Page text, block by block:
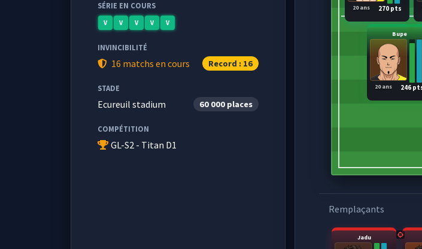
SÉRIE EN COURS
V V V V V
INVINCIBILITÉ
16 matchs en cours Record : 16
STADE
Ecureuil stadium 60 000 places
COMPÉTITION
GL-S2 - Titan D1
Bupe
246
20 ans
270 pts
20 ans
Remplaçants
Jadu